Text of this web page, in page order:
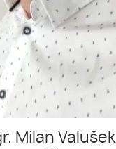
Milan Valušek